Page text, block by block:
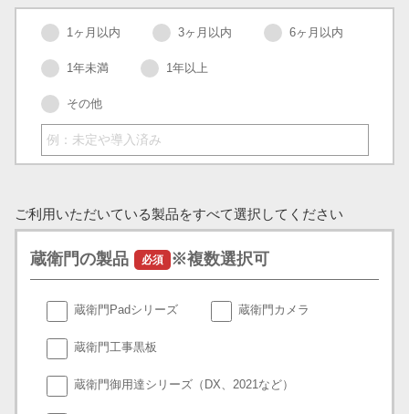
1ヶ月以内 3ヶ月以内 6ヶ月以内
1年未満 1年以上
その他
ご利用いただいている製品をすべて選択してください
蔵衛門の製品 必須 ※複数選択可
蔵衛門Padシリーズ 蔵衛門カメラ
蔵衛門工事黒板
蔵衛門御用達シリーズ（DX、2021など）